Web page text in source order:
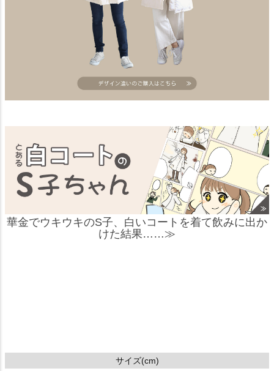
華金でウキウキのS子、白いコートを着て飲みに出か
けた結果……≫
サイズ(cm)